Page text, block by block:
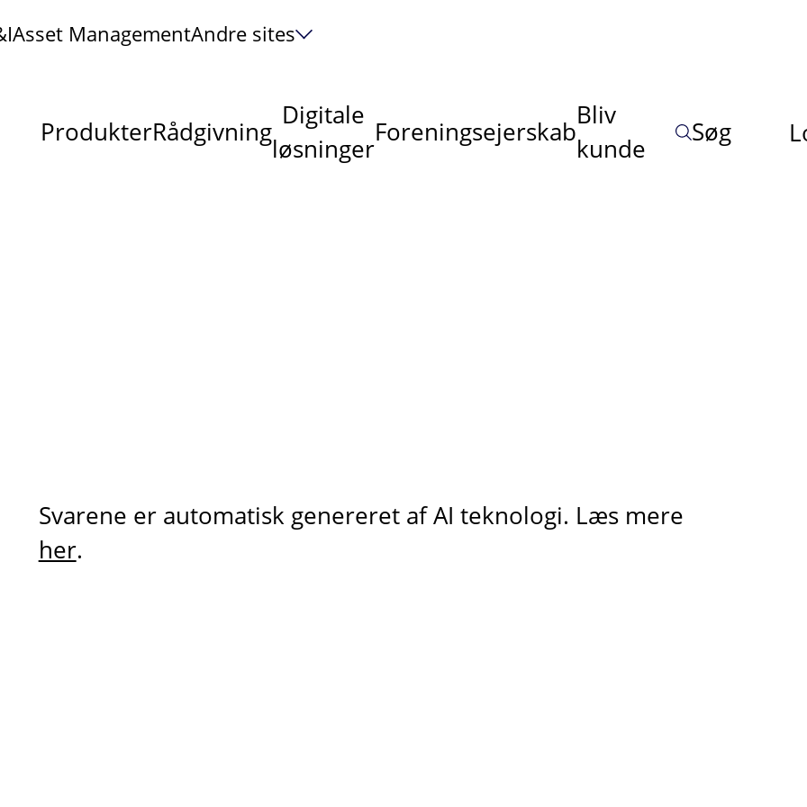
Asset ManagementAndre sites
ProdukterRådgivning
Digitale
løsninger
Foreningsejerskab
Bliv
kunde
Søg
Svarene er automatisk genereret af AI teknologi. Læs mere
her.